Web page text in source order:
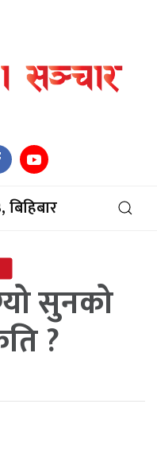
सुनको
?